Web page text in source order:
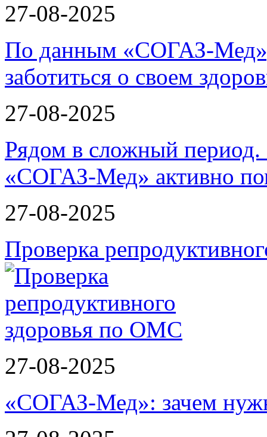
27-08-2025
По данным «СОГАЗ-
заботиться о своем
27-08-2025
Рядом в сложный период.
«СОГАЗ-Мед» активно
27-08-2025
Проверка
27-08-2025
«СОГАЗ-Мед»: зачем